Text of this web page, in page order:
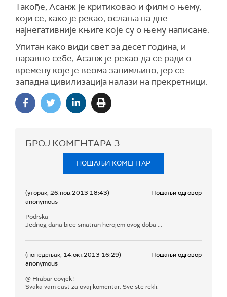
Такође, Асанж је критиковао и филм о њему,
који се, како је рекао, ослања на две
најнегативније књиге које су о њему написане.
Упитан како види свет за десет година, и
наравно себе, Асанж је рекао да се ради о
времену које је веома занимљиво, јер се
западна цивилизација налази на прекретници.
БРОЈ КОМЕНТАРА 3
ПОШАЉИ КОМЕНТАР
(уторак, 26.нов.2013 18:43)
anonymous
Пошаљи одговор
Podrska
Jednog dana bice smatran herojem ovog doba ...
(понедељак, 14.окт.2013 16:29)
anonymous
Пошаљи одговор
@ Hrabar covjek !
Svaka vam cast za ovaj komentar. Sve ste rekli.